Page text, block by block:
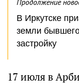
Продолжение
В Иркутске
земли
застройку
17 июля в